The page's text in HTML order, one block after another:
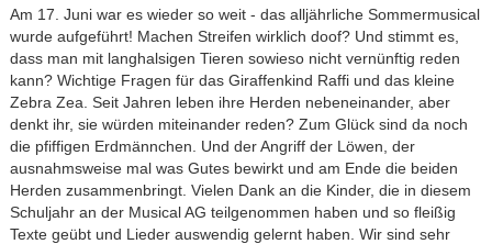
Am 17. Juni war es wieder so weit - das alljährliche Sommermusical
wurde aufgeführt! Machen Streifen wirklich doof? Und stimmt es,
dass man mit langhalsigen Tieren sowieso nicht vernünftig reden
kann? Wichtige Fragen für das Giraffenkind Raffi und das kleine
Zebra Zea. Seit Jahren leben ihre Herden nebeneinander, aber
denkt ihr, sie würden miteinander reden? Zum Glück sind da noch
die pfiffigen Erdmännchen. Und der Angriff der Löwen, der
ausnahmsweise mal was Gutes bewirkt und am Ende die beiden
Herden zusammenbringt. Vielen Dank an die Kinder, die in diesem
Schuljahr an der Musical AG teilgenommen haben und so fleißig
Texte geübt und Lieder auswendig gelernt haben. Wir sind sehr